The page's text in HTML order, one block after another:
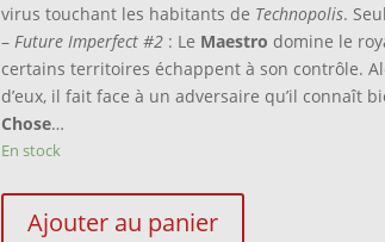
virus touchant les habitants de Technopolis.
– Future Imperfect #2: Le Maestro domine le
certains territoires échappent à son contrôle.
d’eux, il fait face à un adversaire qu’il connaît
Chose…
En stock
Ajouter au panier